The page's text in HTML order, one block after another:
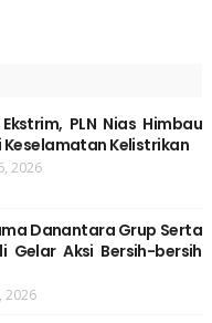
PLN Nias Himbau
Kelistrikan
2026
Danantara Grup Serta
Gelar Aksi Bersih-bersih
2026